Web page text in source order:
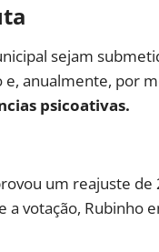
sejam
anualmente, por
psicoativas.
um reajuste
votação,